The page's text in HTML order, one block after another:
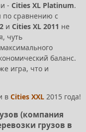
- Cities XL Platinum.
сравнению с
и Cities XL 2011 не
чуть
баланс.
игра, что и
в Cities XXL 2015 года!
(компания
грузов в